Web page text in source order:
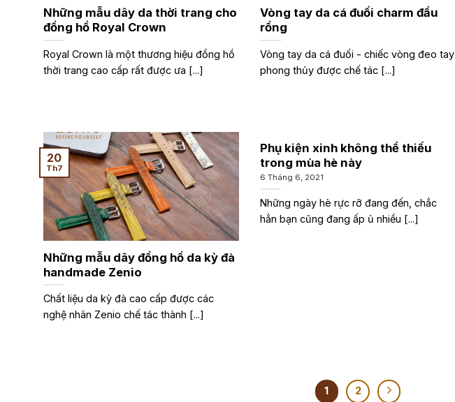
Những mẫu dây da thời trang cho
đồng hồ Royal Crown
Royal Crown là một thương hiệu đồng hồ
thời trang cao cấp rất được ưa [...]
Vòng tay da cá đuối charm đầu
rồng
Vòng tay da cá đuối - chiếc vòng đeo tay
phong thủy được chế tác [...]
Những mẫu dây đồng hồ da kỳ đà
handmade Zenio
Chất liệu da kỳ đà cao cấp được các
nghệ nhân Zenio chế tác thành [...]
20
Th7
Phụ kiện xinh không thể thiếu
trong mùa hè này
6 Tháng 6, 2021
Những ngày hè rực rỡ đang đến, chắc
hẳn bạn cũng đang ấp ủ nhiều [...]
1 2